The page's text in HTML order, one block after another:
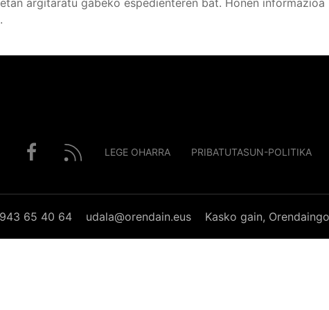
LEGE OHARRA PRIBATUTASUN-POLITIKA
65 40 64 udala@orendain.eus Kasko gain,